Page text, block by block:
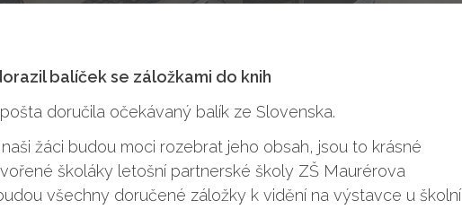
balíček se záložkami do knih
doručila očekávaný balík ze Slovenska.
žáci budou moci rozebrat jeho obsah, jsou to krásné
školáky letošní partnerské školy ZŠ Maurérova
všechny doručené záložky k vidění na výstavce u školní